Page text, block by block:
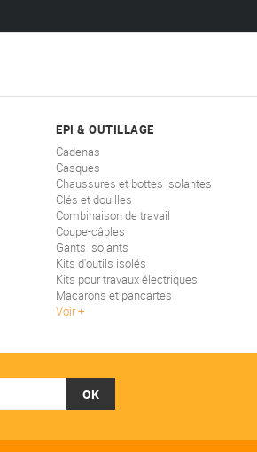
EPI & OUTILLAGE
Cadenas
Casques
Chaussures et bottes isolantes
Clés et douilles
Combinaison de travail
Coupe-câbles
Gants isolants
Kits d'outils isolés
Kits pour travaux électriques
Macarons et pancartes
Voir
OK